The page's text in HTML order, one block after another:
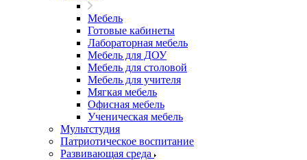
Мебель
Готовые кабинеты
Лабораторная мебель
Мебель для ДОУ
Мебель для столовой
Мебель для учителя
Мягкая мебель
Офисная мебель
Ученическая мебель
Мультстудия
Патриотическое воспитание
Развивающая среда